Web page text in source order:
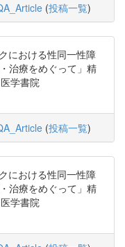
(投稿一覧)
における性同一性障
治療をめぐって」精
学書院
(投稿一覧)
における性同一性障
治療をめぐって」精
学書院